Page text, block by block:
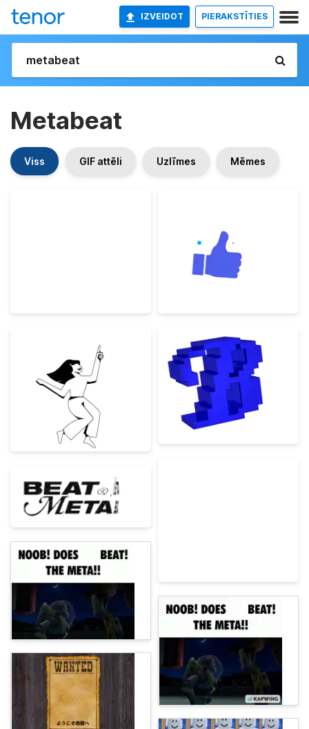
IZVEIDOT PIERAKSTĪTIES
Metabeat
Viss GIF attēli Uzlīmes Mēmes